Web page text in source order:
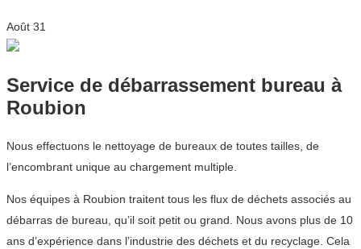
Août 31
Service de débarrassement bureau à
Roubion
Nous effectuons le nettoyage de bureaux de toutes tailles, de
l’encombrant unique au chargement multiple.
Nos équipes à Roubion traitent tous les flux de déchets associés au
débarras de bureau, qu’il soit petit ou grand. Nous avons plus de 10
ans d’expérience dans l’industrie des déchets et du recyclage. Cela